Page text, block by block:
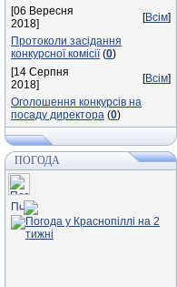
[06 Вересня
2018]
[Всім]
Протоколи засідання
конкурсної комісії (0)
[14 Серпня
2018]
[Всім]
Оголошення конкурсів на
посаду директора (0)
ПОГОДА